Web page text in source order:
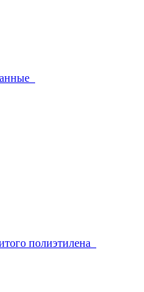
полиэтилена